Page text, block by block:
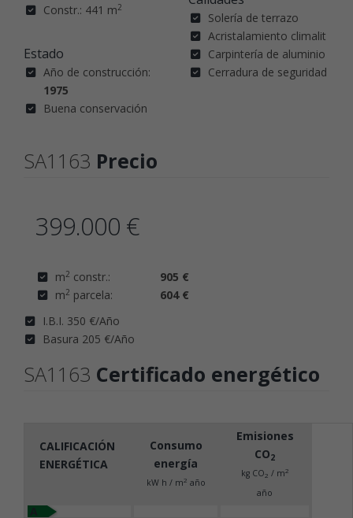
Constr.: 441 m2
Estado
Año de construcción:
1975
Buena conservación
Solería de terrazo
Acristalamiento climalit
Carpintería de aluminio
Cerradura de seguridad
SA1163 Precio
399.000 €
m2 constr.:
905 €
m2 parcela:
604 €
I.B.I. 350 €/Año
Basura 205 €/Año
SA1163 Certificado energético
CALIFICACIÓN
ENERGÉTICA
Consumo
energía
kW h / m2 año
Emisiones
CO2
kg CO2 / m2
año